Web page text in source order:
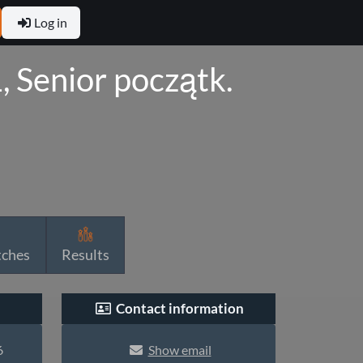
Log in
Senior początk.
Results
Contact information
Show email